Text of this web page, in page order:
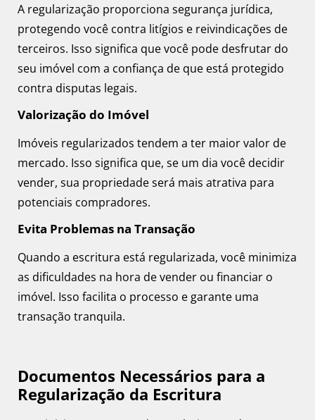
A regularização proporciona segurança jurídica,
protegendo você contra litígios e reivindicações de
terceiros. Isso significa que você pode desfrutar do
seu imóvel com a confiança de que está protegido
contra disputas legais.
Valorização do Imóvel
Imóveis regularizados tendem a ter maior valor de
mercado. Isso significa que, se um dia você decidir
vender, sua propriedade será mais atrativa para
potenciais compradores.
Evita Problemas na Transação
Quando a escritura está regularizada, você minimiza
as dificuldades na hora de vender ou financiar o
imóvel. Isso facilita o processo e garante uma
transação tranquila.
Documentos Necessários para a
Regularização da Escritura